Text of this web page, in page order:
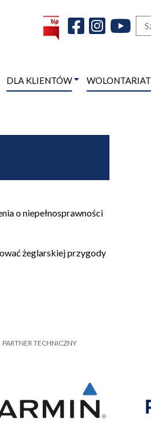
DLA KLIENTÓW WOLONTARIAT
o niepełnosprawności
żeglarskiej przygody
PARTNER TECHNICZNY